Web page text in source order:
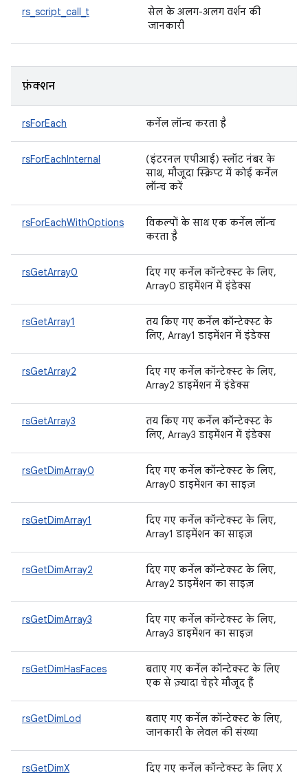
rs_script_call_t
सेल के अलग-अलग वर्शन की
जानकारी
फ़ंक्शन
rsForEach कर्नेल लॉन्च करता है
rsForEachInternal
(इंटरनल एपीआई) स्लॉट नंबर के
साथ, मौजूदा स्क्रिप्ट में कोई कर्नेल
लॉन्च करें
rsForEachWithOptions
विकल्पों के साथ एक कर्नेल लॉन्च
करता है
rsGetArray0
दिए गए कर्नेल कॉन्टेक्स्ट के लिए,
Array0 डाइमेंशन में इंडेक्स
rsGetArray1
तय किए गए कर्नेल कॉन्टेक्स्ट के
लिए, Array1 डाइमेंशन में इंडेक्स
rsGetArray2
दिए गए कर्नेल कॉन्टेक्स्ट के लिए,
Array2 डाइमेंशन में इंडेक्स
rsGetArray3
तय किए गए कर्नेल कॉन्टेक्स्ट के
लिए, Array3 डाइमेंशन में इंडेक्स
rsGetDimArray0
दिए गए कर्नेल कॉन्टेक्स्ट के लिए,
Array0 डाइमेंशन का साइज़
rsGetDimArray1
दिए गए कर्नेल कॉन्टेक्स्ट के लिए,
Array1 डाइमेंशन का साइज़
rsGetDimArray2
दिए गए कर्नेल कॉन्टेक्स्ट के लिए,
Array2 डाइमेंशन का साइज़
rsGetDimArray3
दिए गए कर्नेल कॉन्टेक्स्ट के लिए,
Array3 डाइमेंशन का साइज़
rsGetDimHasFaces
बताए गए कर्नेल कॉन्टेक्स्ट के लिए
एक से ज़्यादा चेहरे मौजूद हैं
rsGetDimLod
बताए गए कर्नेल कॉन्टेक्स्ट के लिए,
जानकारी के लेवल की संख्या
rsGetDimX
दिए गए कर्नेल कॉन्टेक्स्ट के लिए X